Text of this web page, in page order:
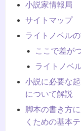
小説家情報局
サイトマップ
ライトノベル
ここで差が
ライトノベ
小説に必要な
について解説
脚本の書き方
くための基本